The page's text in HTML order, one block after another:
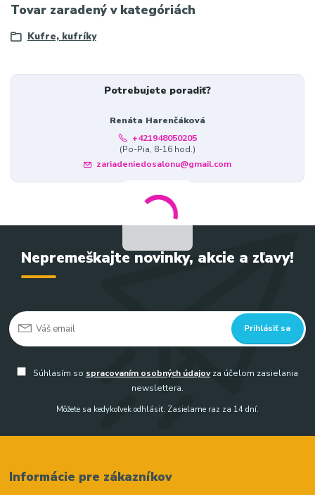
Tovar zaradený v kategóriách
Kufre, kufríky
Potrebujete poradiť?
Renáta Harenčáková
+421948050205
(Po-Pia, 8-16 hod.)
zariadeniedosalonu@gmail.com
Nepremeškajte novinky, akcie a zľavy!
Prihlásiť sa
Súhlasím so spracovaním osobných údajovza účelom zasielania
newslettera.
Môžete sa kedykoľvek odhlásiť. Zasielame raz za 14 dní.
Informácie pre zákazníkov